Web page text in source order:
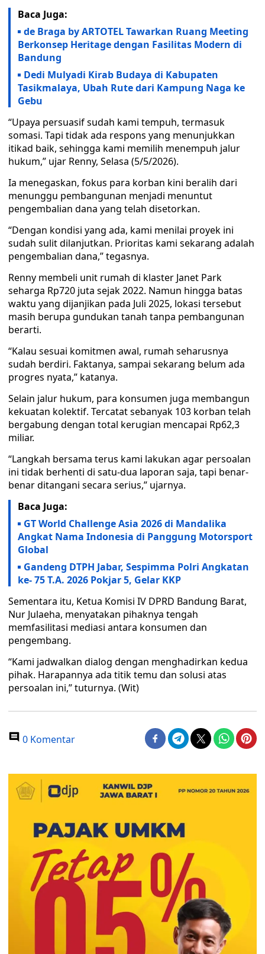
Baca Juga:
de Braga by ARTOTEL Tawarkan Ruang Meeting
Berkonsep Heritage dengan Fasilitas Modern di
Bandung
Dedi Mulyadi Kirab Budaya di Kabupaten
Tasikmalaya, Ubah Rute dari Kampung Naga ke
Gebu
“Upaya persuasif sudah kami tempuh, termasuk
somasi. Tapi tidak ada respons yang menunjukkan
itikad baik, sehingga kami memilih menempuh jalur
hukum,” ujar Renny, Selasa (5/5/2026).
Ia menegaskan, fokus para korban kini beralih dari
menunggu pembangunan menjadi menuntut
pengembalian dana yang telah disetorkan.
“Dengan kondisi yang ada, kami menilai proyek ini
sudah sulit dilanjutkan. Prioritas kami sekarang adalah
pengembalian dana,” tegasnya.
Renny membeli unit rumah di klaster Janet Park
seharga Rp720 juta sejak 2022. Namun hingga batas
waktu yang dijanjikan pada Juli 2025, lokasi tersebut
masih berupa gundukan tanah tanpa pembangunan
berarti.
“Kalau sesuai komitmen awal, rumah seharusnya
sudah berdiri. Faktanya, sampai sekarang belum ada
progres nyata,” katanya.
Selain jalur hukum, para konsumen juga membangun
kekuatan kolektif. Tercatat sebanyak 103 korban telah
bergabung dengan total kerugian mencapai Rp62,3
miliar.
“Langkah bersama terus kami lakukan agar persoalan
ini tidak berhenti di satu-dua laporan saja, tapi benar-
benar ditangani secara serius,” ujarnya.
Baca Juga:
GT World Challenge Asia 2026 di Mandalika
Angkat Nama Indonesia di Panggung Motorsport
Global
Gandeng DTPH Jabar, Sespimma Polri Angkatan
ke- 75 T.A. 2026 Pokjar 5, Gelar KKP
Sementara itu, Ketua Komisi IV DPRD Bandung Barat,
Nur Julaeha, menyatakan pihaknya tengah
memfasilitasi mediasi antara konsumen dan
pengembang.
“Kami jadwalkan dialog dengan menghadirkan kedua
pihak. Harapannya ada titik temu dan solusi atas
persoalan ini,” tuturnya. (Wit)
0 Komentar